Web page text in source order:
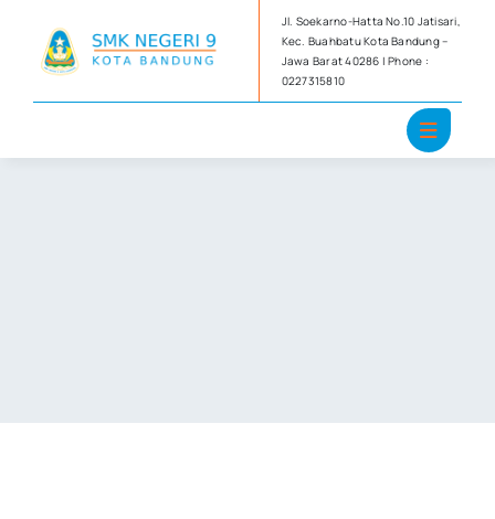
content
Jl. Soekarno-Hatta No.10 Jatisari,
Kec. Buahbatu Kota Bandung –
Jawa Barat 40286 | Phone :
0227315810